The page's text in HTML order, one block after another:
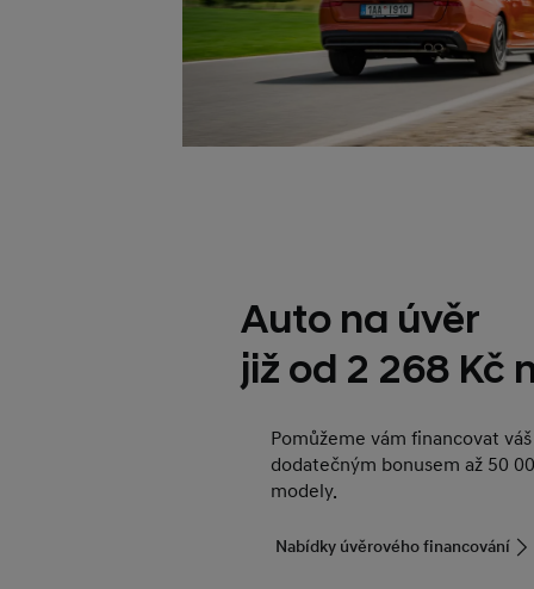
Auto na úvěr
již od 2 268 Kč
Pomůžeme vám financovat
dodatečným bonusem až 50
modely.
Nabídky úvěrového financování